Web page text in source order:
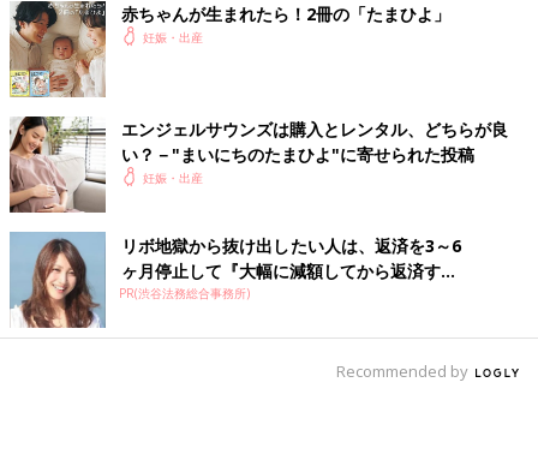
赤ちゃんに栄養を送る袋（卵黄嚢）だと教えてもらいました。家
に帰って、気になっていた
ら以下の通りだと分かり、まだ頭からお尻まで13.4mmなのだと
その小ささに驚きました。
GS 胎嚢（たいのう）＝胎嚢のサイズ
BPD 児童大横径（じどうだいおうけい）＝赤ちゃんの頭の幅。
CRL 頭殿長（とうでんちょう）＝赤ちゃんの頭からお尻までの
長さ。
妊娠12週目のエコー写真
赤ちゃんが生まれたら！2冊の「たまひよ」
妊娠・出産
エンジェルサウンズは購入とレンタル、どちらが良
い？－"まいにちのたまひよ"に寄せられた投稿
妊娠・出産
リボ地獄から抜け出したい人は、返済を3～6
ヶ月停止して『大幅に減額してから返済す...
PR(渋谷法務総合事務所)
Recommended by